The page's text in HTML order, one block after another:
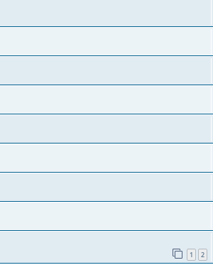
1 2